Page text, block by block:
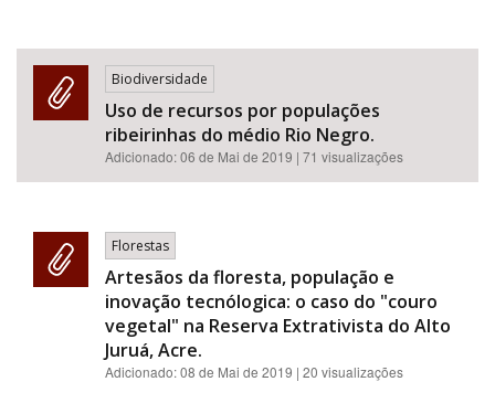
Biodiversidade
Uso de recursos por populações
ribeirinhas do médio Rio Negro.
Adicionado:06 de Mai de 2019 | 71 visualizações
Florestas
Artesãos da floresta, população e
inovação tecnólogica: o caso do "couro
vegetal" na Reserva Extrativista do Alto
Juruá, Acre.
Adicionado:08 de Mai de 2019 | 20 visualizações